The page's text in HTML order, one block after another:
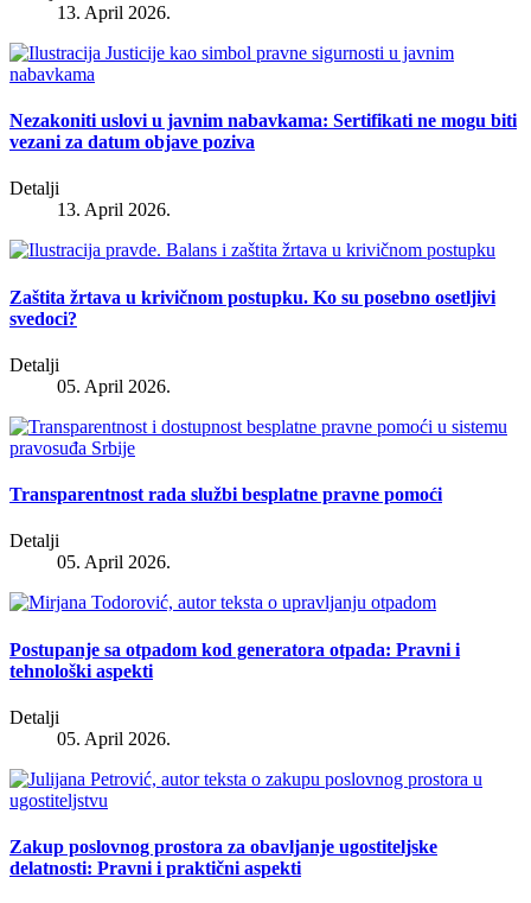
13. April 2026.
Nezakoniti uslovi u javnim nabavkama: Sertifikati ne mogu biti
vezani za datum objave poziva
Detalji
13. April 2026.
Zaštita žrtava u krivičnom postupku. Ko su posebno osetljivi
svedoci?
Detalji
05. April 2026.
Transparentnost rada službi besplatne pravne pomoći
Detalji
05. April 2026.
Postupanje sa otpadom kod generatora otpada: Pravni i
tehnološki aspekti
Detalji
05. April 2026.
Zakup poslovnog prostora za obavljanje ugostiteljske
delatnosti: Pravni i praktični aspekti